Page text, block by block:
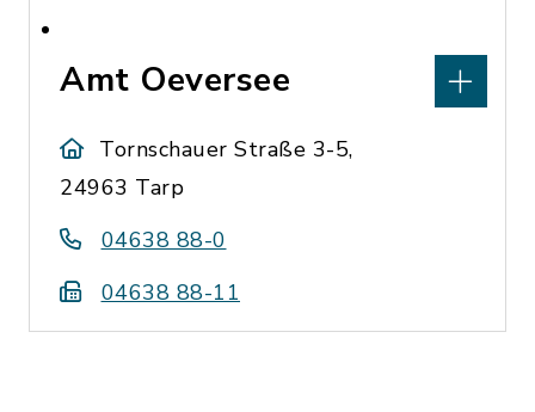
Amt Oeversee
Tornschauer Straße 3-5,
24963 Tarp
04638 88-0
04638 88-11